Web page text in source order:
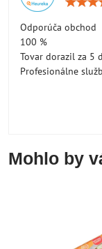
Odporúča obchod
100 %
Tovar dorazil za 5
Profesionálne
Mohlo by